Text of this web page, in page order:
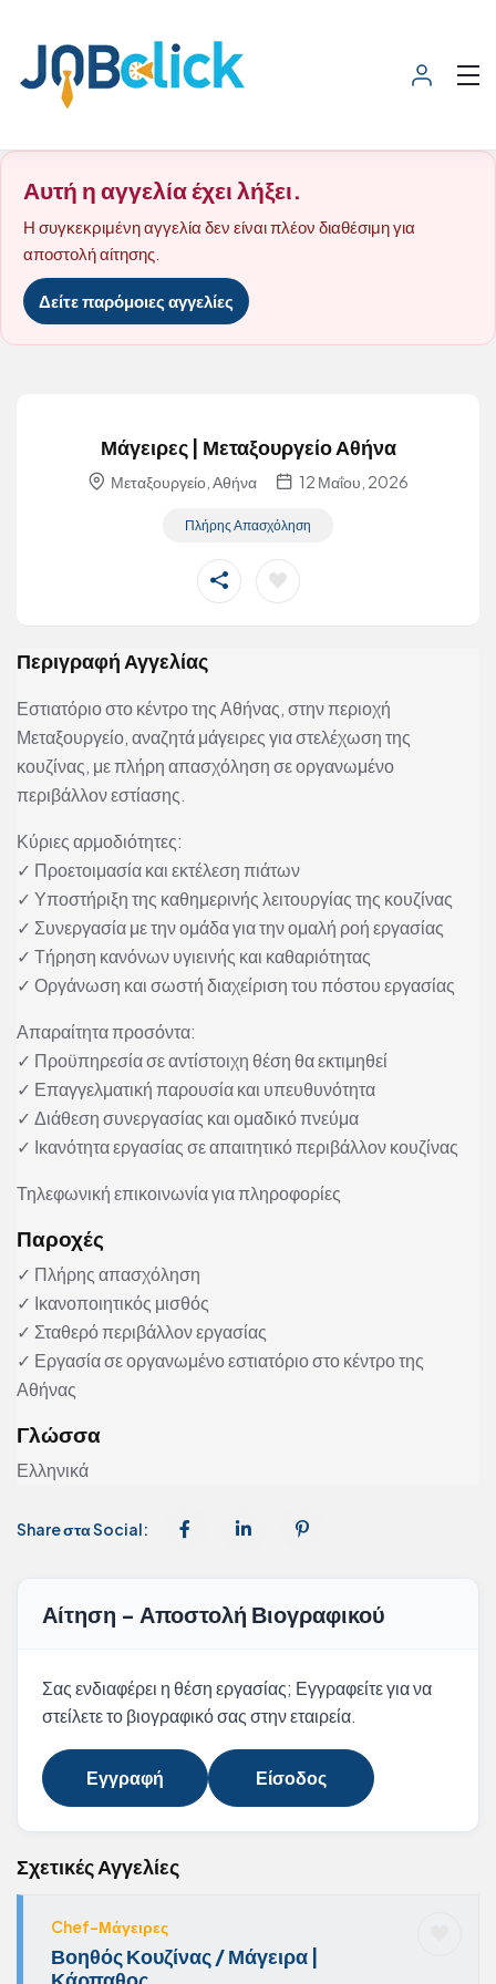
Αυτή η αγγελία έχει λήξει.
Η συγκεκριμένη αγγελία δεν είναι πλέον διαθέσιμη για
αποστολή αίτησης.
Δείτε παρόμοιες αγγελίες
Μάγειρες | Μεταξουργείο Αθήνα
Μεταξουργείο, Αθήνα 12 Μαΐου, 2026
Πλήρης Απασχόληση
Περιγραφή Αγγελίας
Εστιατόριο στο κέντρο της Αθήνας, στην περιοχή
Μεταξουργείο, αναζητά μάγειρες για στελέχωση της
κουζίνας, με πλήρη απασχόληση σε οργανωμένο
περιβάλλον εστίασης.
Κύριες αρμοδιότητες:
✓ Προετοιμασία και εκτέλεση πιάτων
✓ Υποστήριξη της καθημερινής λειτουργίας της κουζίνας
✓ Συνεργασία με την ομάδα για την ομαλή ροή εργασίας
✓ Τήρηση κανόνων υγιεινής και καθαριότητας
✓ Οργάνωση και σωστή διαχείριση του πόστου εργασίας
Απαραίτητα προσόντα:
✓ Προϋπηρεσία σε αντίστοιχη θέση θα εκτιμηθεί
✓ Επαγγελματική παρουσία και υπευθυνότητα
✓ Διάθεση συνεργασίας και ομαδικό πνεύμα
✓ Ικανότητα εργασίας σε απαιτητικό περιβάλλον κουζίνας
Τηλεφωνική επικοινωνία για πληροφορίες
Παροχές
✓ Πλήρης απασχόληση
✓ Ικανοποιητικός μισθός
✓ Σταθερό περιβάλλον εργασίας
✓ Εργασία σε οργανωμένο εστιατόριο στο κέντρο της
Αθήνας
Γλώσσα
Ελληνικά
Share στα Social:
Αίτηση - Αποστολή Βιογραφικού
Σας ενδιαφέρει η θέση εργασίας; Εγγραφείτε για να
στείλετε το βιογραφικό σας στην εταιρεία.
Εγγραφή Είσοδος
Σχετικές Αγγελίες
Chef-Μάγειρες
Βοηθός Κουζίνας / Μάγειρα |